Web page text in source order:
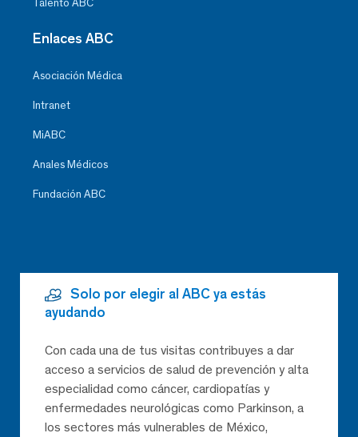
Talento ABC
Enlaces ABC
Asociación Médica
Intranet
MiABC
Anales Médicos
Fundación ABC
Solo por elegir al ABC ya estás
ayudando
Con cada una de tus visitas contribuyes a dar
acceso a servicios de salud de prevención y alta
especialidad como cáncer, cardiopatías y
enfermedades neurológicas como Parkinson, a
los sectores más vulnerables de México,